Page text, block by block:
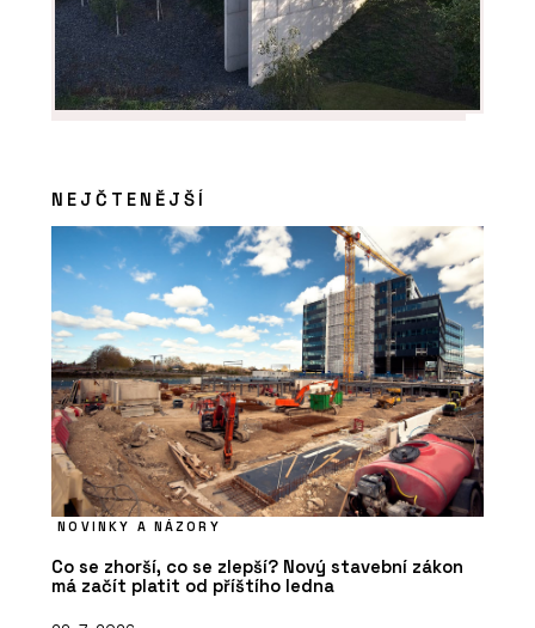
NEJČTENĚJŠÍ
NOVINKY A NÁZORY
Co se zhorší, co se zlepší? Nový stavební zákon
má začít platit od příštího ledna